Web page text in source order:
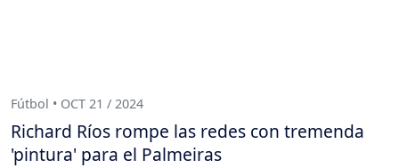
Fútbol • OCT 21 / 2024
Richard Ríos rompe las redes con tremenda
'pintura' para el Palmeiras